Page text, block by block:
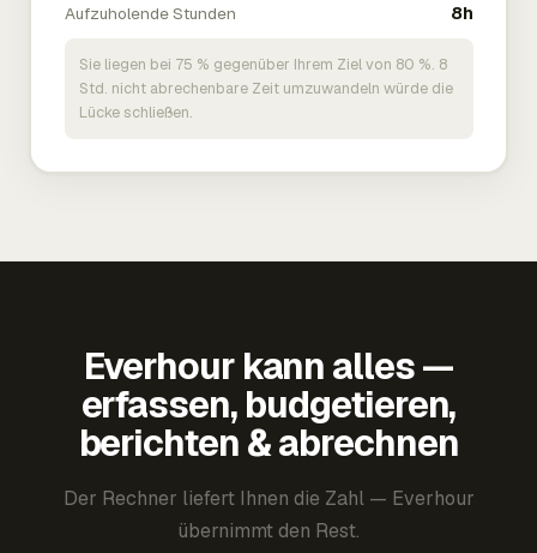
Aufzuholende Stunden 8h
Sie liegen bei 75 % gegenüber Ihrem Ziel von 80 %. 8
Std. nicht abrechenbare Zeit umzuwandeln würde die
Lücke schließen.
Everhour kann alles —
erfassen, budgetieren,
berichten & abrechnen
Der Rechner liefert Ihnen die Zahl — Everhour
übernimmt den Rest.